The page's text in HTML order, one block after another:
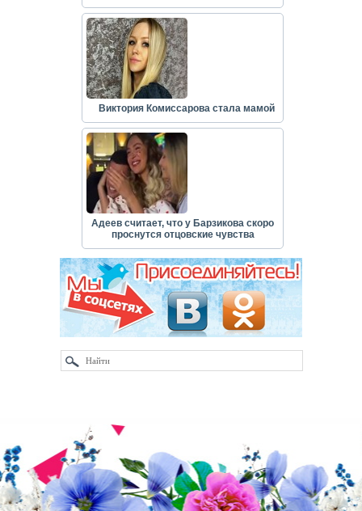
Виктория Комиссарова стала мамой
Адеев считает, что у Барзикова скоро
проснутся отцовские чувства